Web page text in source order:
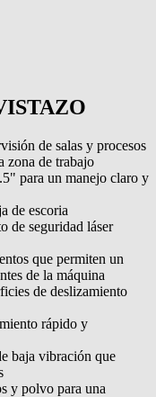
de salas y procesos
zona de trabajo
para un manejo claro y
de escoria
de seguridad láser
que permiten un
de la máquina
de deslizamiento
rápido y
baja vibración que
y polvo para una